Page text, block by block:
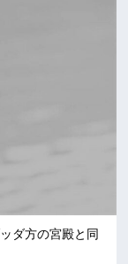
ダ方の宮殿と同